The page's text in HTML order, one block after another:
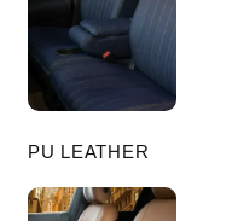
PU LEATHER